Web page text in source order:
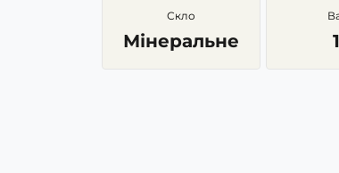
Скло
Мінеральне